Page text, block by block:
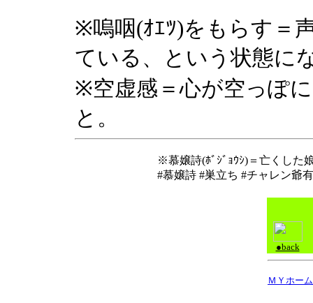
※嗚咽(ｵｴﾂ)をもらす＝
ている、という状態に
※空虚感＝心が空っぽ
と。
※慕嬢詩(ﾎﾞｼﾞｮｳｼ)＝亡くした
#慕嬢詩 #巣立ち #チャレン爺
●back
ＭＹホー